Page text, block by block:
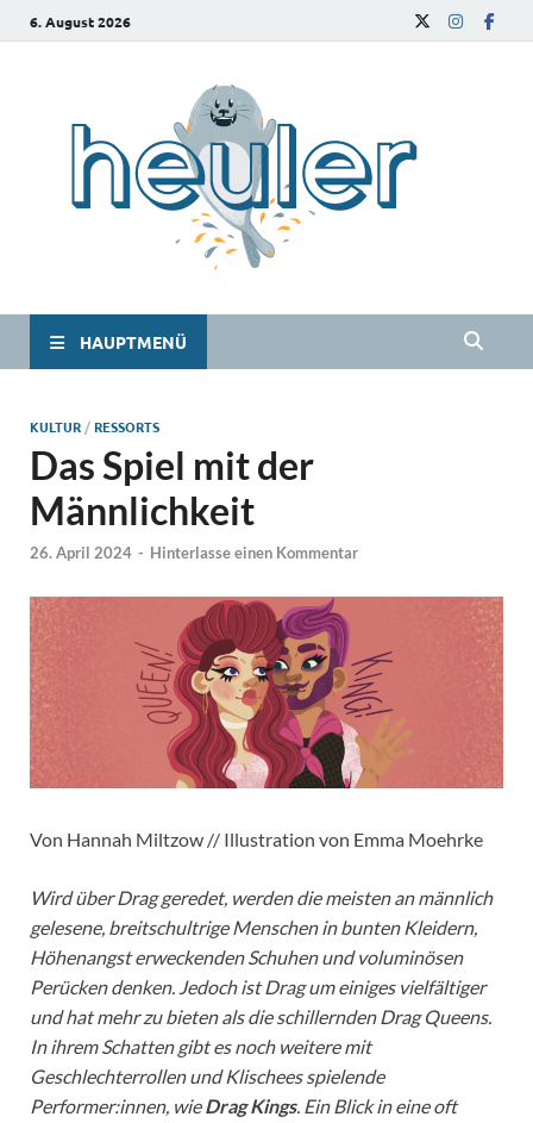
6. August 2026
HAUPTMENÜ
KULTUR /RESSORTS
Das Spiel mit der
Männlichkeit
26. April 2024 - Hinterlasse einen Kommentar
Von Hannah Miltzow // Illustration von Emma Moehrke
Wird über Drag geredet, werden die meisten an männlich
gelesene, breitschultrige Menschen in bunten Kleidern,
Höhenangst erweckenden Schuhen und voluminösen
Perücken denken. Jedoch ist Drag um einiges vielfältiger
und hat mehr zu bieten als die schillernden Drag Queens.
In ihrem Schatten gibt es noch weitere mit
Geschlechterrollen und Klischees spielende
Performer:innen, wieDrag Kings. Ein Blick in eine oft